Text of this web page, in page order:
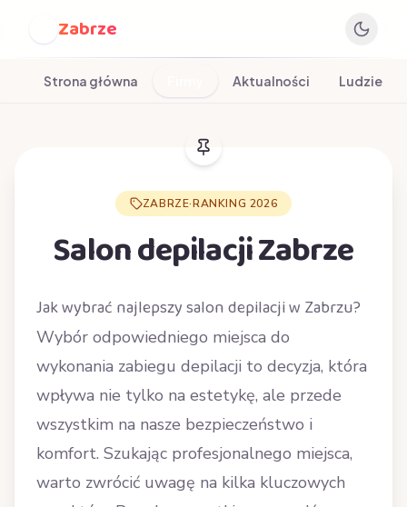
Zabrze
Strona główna Aktualności Ludzie
ZABRZE·RANKING 2026
Salon depilacji Zabrze
Jak wybrać najlepszy salon depilacji w Zabrzu?
Wybór odpowiedniego miejsca do
wykonania zabiegu depilacji to decyzja, która
wpływa nie tylko na estetykę, ale przede
wszystkim na nasze bezpieczeństwo i
komfort. Szukając profesjonalnego miejsca,
warto zwrócić uwagę na kilka kluczowych